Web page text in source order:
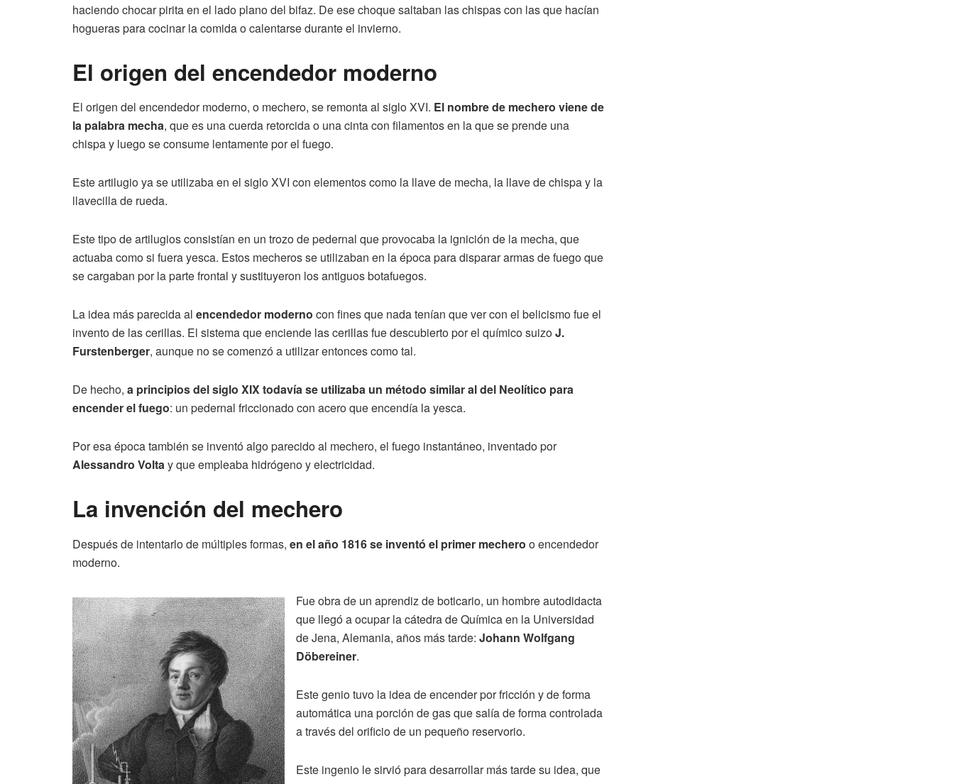
haciendo chocar pirita en el lado plano del bifaz. De ese choque saltaban las chispas con las que hacían
hogueras para cocinar la comida o calentarse durante el invierno.
El origen del encendedor moderno
El origen del encendedor moderno, o mechero, se remonta al siglo XVI. El nombre de mechero viene de
la palabra mecha, que es una cuerda retorcida o una cinta con filamentos en la que se prende una
chispa y luego se consume lentamente por el fuego.
Este artilugio ya se utilizaba en el siglo XVI con elementos como la llave de mecha, la llave de chispa y la
llavecilla de rueda.
Este tipo de artilugios consistían en un trozo de pedernal que provocaba la ignición de la mecha, que
actuaba como si fuera yesca. Estos mecheros se utilizaban en la época para disparar armas de fuego que
se cargaban por la parte frontal y sustituyeron los antiguos botafuegos.
La idea más parecida al encendedor moderno con fines que nada tenían que ver con el belicismo fue el
invento de las cerillas. El sistema que enciende las cerillas fue descubierto por el químico suizoJ.
Furstenberger, aunque no se comenzó a utilizar entonces como tal.
De hecho, a principios del siglo XIX todavía se utilizaba un método similar al del Neolítico para
encender el fuego: un pedernal friccionado con acero que encendía la yesca.
Por esa época también se inventó algo parecido al mechero, el fuego instantáneo, inventado por
Alessandro Voltay que empleaba hidrógeno y electricidad.
La invención del mechero
Después de intentarlo de múltiples formas, en el año 1816 se inventó el primer mechero o encendedor
moderno.
Fue obra de un aprendiz de boticario, un hombre autodidacta
que llegó a ocupar la cátedra de Química en la Universidad
de Jena, Alemania, años más tarde: Johann Wolfgang
Döbereiner.
Este genio tuvo la idea de encender por fricción y de forma
automática una porción de gas que salía de forma controlada
a través del orificio de un pequeño reservorio.
Este ingenio le sirvió para desarrollar más tarde su idea, que